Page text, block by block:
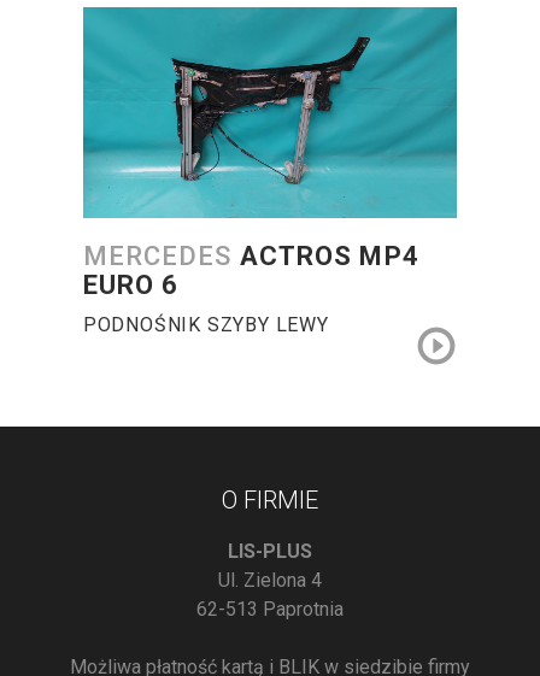
MERCEDES ACTROS MP4
EURO 6
PODNOŚNIK SZYBY LEWY
O FIRMIE
LIS-PLUS
Ul. Zielona 4
62-513 Paprotnia
Możliwa płatność kartą i BLIK w siedzibie firmy